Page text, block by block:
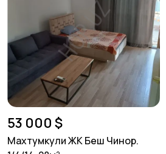
53 000 $
Махтумкули ЖК Беш Чинор.